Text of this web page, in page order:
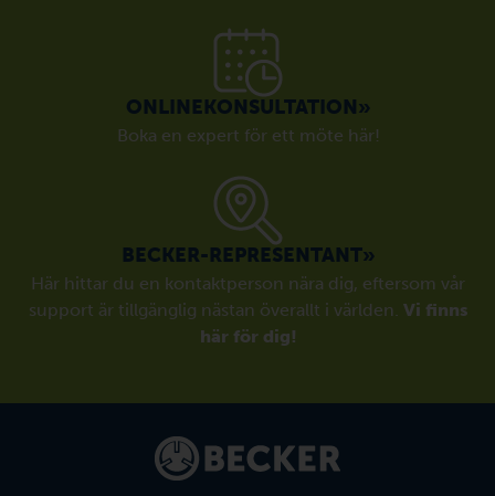
ONLINEKONSULTATION»
Boka en expert för ett möte här!
BECKER-REPRESENTANT»
Här hittar du en kontaktperson nära dig, eftersom vår
support är tillgänglig nästan överallt i världen. Vi finns
här för dig!